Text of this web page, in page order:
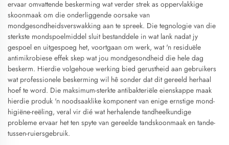
ervaar omvattende beskerming wat verder strek as oppervlakkige
skoonmaak om die onderliggende oorsake van
mondgesondheidsverswakking aan te spreek. Die tegnologie van die
sterkste mondspoelmiddel sluit bestanddele in wat lank nadat jy
gespoel en uitgespoeg het, voortgaan om werk, wat 'n residuële
antimikrobiese effek skep wat jou mondgesondheid die hele dag
beskerm. Hierdie volgehoue werking bied gerustheid aan gebruikers
wat professionele beskerming wil hê sonder dat dit gereeld herhaal
hoef te word. Die maksimum-sterkte antibakteriële eienskappe maak
hierdie produk 'n noodsaaklike komponent van enige ernstige mond-
higiëne-reëling, veral vir dié wat herhalende tandheelkundige
probleme ervaar het ten spyte van gereelde tandskoonmaak en tande-
tussen-ruiersgebruik.